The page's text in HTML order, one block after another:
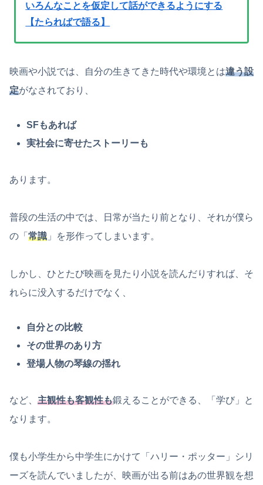
いろんなことを仮定して話ができるようにする
【たらればで語る】
映画や小説では、自分の生きてきた時代や環境とは違う設
定がなされており、
SFもあれば
実社会に寄せたストーリーも
あります。
普段の生活の中では、日常が当たり前となり、それが僕ら
の「 常識 」を形作ってしまいます。
しかし、ひとたび映画を見たり小説を読んだりすれば、そ
れらに没入するだけでなく、
自分との比較
その世界のあり方
登場人物の琴線の揺れ
など、 主観性も客観性も鍛えることができる、「学び」と
なります。
僕も小学生から中学生にかけて「ハリー・ポッター」シリ
ーズを読んでいましたが、映画が出る前はあの世界観を想